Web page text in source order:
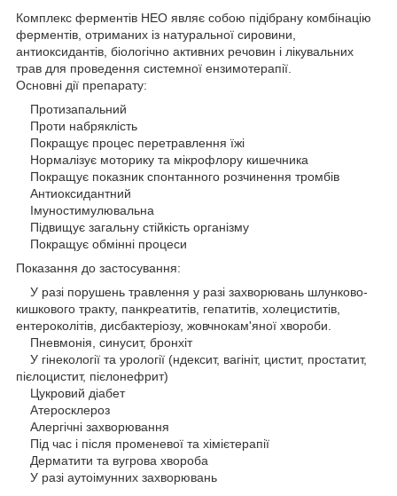
Комплекс ферментів НЕО являє собою підібрану комбінацію
ферментів, отриманих із натуральної сировини,
антиоксидантів, біологічно активних речовин і лікувальних
трав для проведення системної ензимотерапії.
Основні дії препарату:
Протизапальний
Проти набряклість
Покращує процес перетравлення їжі
Нормалізує моторику та мікрофлору кишечника
Покращує показник спонтанного розчинення тромбів
Антиоксидантний
Імуностимулювальна
Підвищує загальну стійкість організму
Покращує обмінні процеси
Показання до застосування:
У разі порушень травлення у разі захворювань шлунково-
кишкового тракту, панкреатитів, гепатитів, холециститів,
ентероколітів, дисбактеріозу, жовчнокам'яної хвороби.
Пневмонія, синусит, бронхіт
У гінекології та урології (ндексит, вагініт, цистит, простатит,
пієлоцистит, пієлонефрит)
Цукровий діабет
Атеросклероз
Алергічні захворювання
Під час і після променевої та хімієтерапії
Дерматити та вугрова хвороба
У разі аутоімунних захворювань